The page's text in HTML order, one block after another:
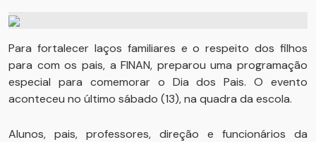
Para fortalecer laços familiares e o respeito dos filhos
para com os pais, a FINAN, preparou uma programação
especial para comemorar o Dia dos Pais. O evento
aconteceu no último sábado (13), na quadra da escola.
Alunos, pais, professores, direção e funcionários da